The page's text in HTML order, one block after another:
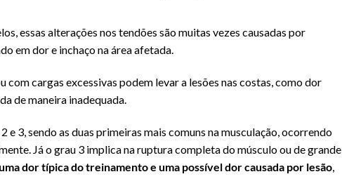
essas alterações nos tendões são muitas vezes causadas por
em dor e inchaço na área afetada.
cargas excessivas podem levar a lesões nas costas, como dor
de maneira inadequada.
e 3, sendo as duas primeiras mais comuns na musculação, ocorrendo
Já o grau 3 implica na ruptura completa do músculo ou de grande
dor típica do treinamento e uma possível dor causada por lesão,